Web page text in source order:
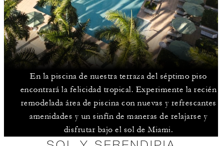
En la piscina de nuestra terraza del séptimo piso
encontrará la felicidad tropical. Experimente la recién
remodelada área de piscina con nuevas y refrescantes
amenidades y un sinfín de maneras de relajarse y
disfrutar bajo el sol de Miami.